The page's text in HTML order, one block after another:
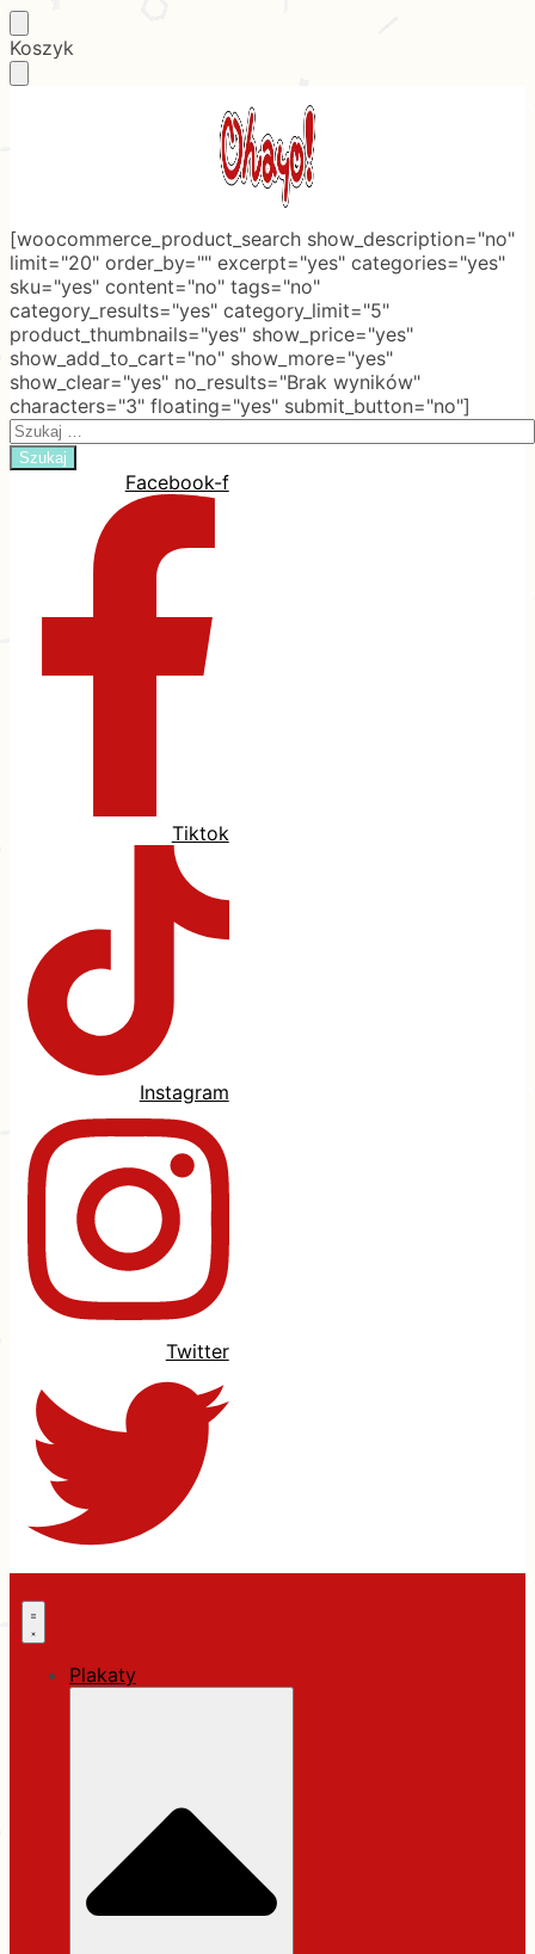
Skip
to
Skip
to
Koszyk
[woocommerce_product_search show_description="no"
limit="20" order_by="" excerpt="yes" categories="yes"
sku="yes" content="no" tags="no"
category_results="yes" category_limit="5"
product_thumbnails="yes" show_price="yes"
show_add_to_cart="no" show_more="yes"
show_clear="yes" no_results="Brak wyników"
characters="3" floating="yes" submit_button="no"]
Search
for:
Facebook-f
Tiktok
Instagram
Twitter
Plakaty